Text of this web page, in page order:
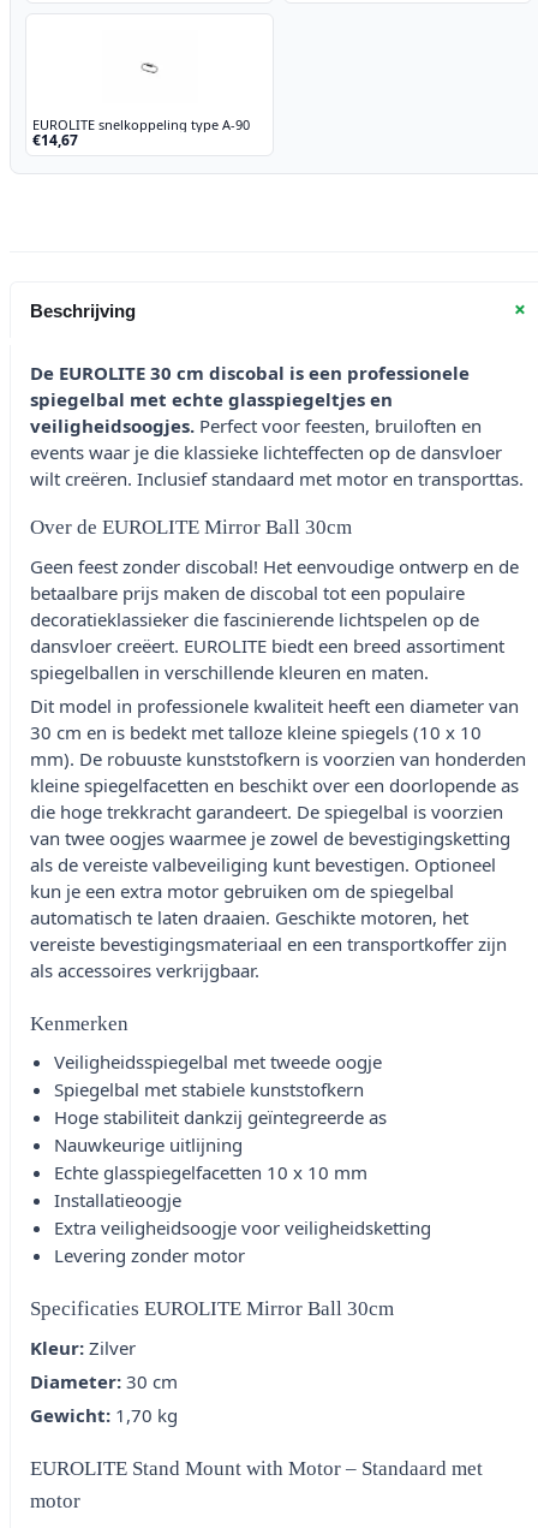
EUROLITE snelkoppeling type A-90
€14,67
Beschrijving +
De EUROLITE 30 cm discobal is een professionele
spiegelbal met echte glasspiegeltjes en
veiligheidsoogjes. Perfect voor feesten, bruiloften en
events waar je die klassieke lichteffecten op de dansvloer
wilt creëren. Inclusief standaard met motor en transporttas.
Over de EUROLITE Mirror Ball 30cm
Geen feest zonder discobal! Het eenvoudige ontwerp en de
betaalbare prijs maken de discobal tot een populaire
decoratieklassieker die fascinierende lichtspelen op de
dansvloer creëert. EUROLITE biedt een breed assortiment
spiegelballen in verschillende kleuren en maten.
Dit model in professionele kwaliteit heeft een diameter van
30 cm en is bedekt met talloze kleine spiegels (10 x 10
mm). De robuuste kunststofkern is voorzien van honderden
kleine spiegelfacetten en beschikt over een doorlopende as
die hoge trekkracht garandeert. De spiegelbal is voorzien
van twee oogjes waarmee je zowel de bevestigingsketting
als de vereiste valbeveiliging kunt bevestigen. Optioneel
kun je een extra motor gebruiken om de spiegelbal
automatisch te laten draaien. Geschikte motoren, het
vereiste bevestigingsmateriaal en een transportkoffer zijn
als accessoires verkrijgbaar.
Kenmerken
Veiligheidsspiegelbal met tweede oogje
Spiegelbal met stabiele kunststofkern
Hoge stabiliteit dankzij geïntegreerde as
Nauwkeurige uitlijning
Echte glasspiegelfacetten 10 x 10 mm
Installatieoogje
Extra veiligheidsoogje voor veiligheidsketting
Levering zonder motor
Specificaties EUROLITE Mirror Ball 30cm
Kleur: Zilver
Diameter: 30 cm
Gewicht: 1,70 kg
EUROLITE Stand Mount with Motor – Standaard met
motor